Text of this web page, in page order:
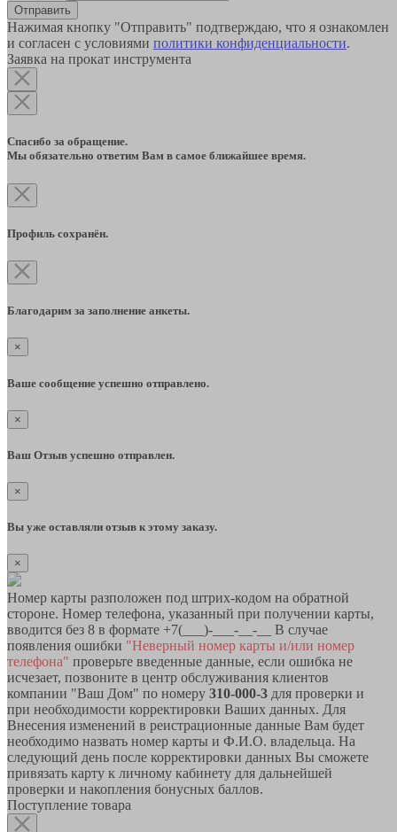
Отправить
Нажимая кнопку "Отправить" подтверждаю, что я ознакомлен
и согласен с условиями политики конфиденциальности.
Заявка на прокат инструмента
Спасибо за обращение.
Мы обязательно ответим Вам в самое ближайшее время.
Профиль сохранён.
Благодарим за заполнение анкеты.
×
Ваше сообщение успешно отправлено.
×
Ваш Отзыв успешно отправлен.
×
Вы уже оставляли отзыв к этому заказу.
×
Номер карты разположен под штрих-кодом на обратной
стороне. Номер телефона, указанный при получении карты,
вводится без 8 в формате +7(___)-___-__-__ В случае
появления ошибки "Неверный номер карты и/или номер
телефона" проверьте введенные данные, если ошибка не
исчезает, позвоните в центр обслуживания клиентов
компании "Ваш Дом" по номеру 310-000-3 для проверки и
при необходимости корректировки Ваших данных. Для
Внесения изменений в реистрационные данные Вам будет
необходимо назвать номер карты и Ф.И.О. владельца. На
следующий день после корректировки данных Вы сможете
привязать карту к личному кабинету для дальнейшей
проверки и накопления бонусных баллов.
Поступление товара